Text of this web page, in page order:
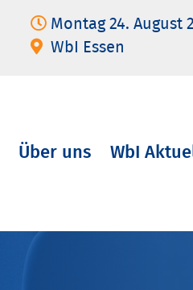
Montag 24. August
WbI Essen
Über uns WbI